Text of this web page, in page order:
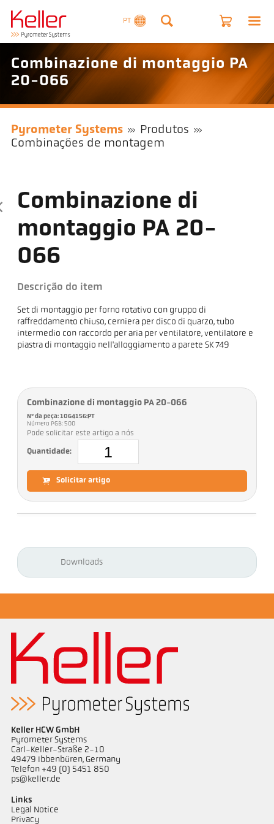
PT
Combinazione di montaggio PA
20-066
Pyrometer Systems
Produtos
Combinações de montagem
Combinazione di
montaggio PA 20-
066
Descrição do item
Set di montaggio per forno rotativo con gruppo di
raffreddamento chiuso, cerniera per disco di quarzo, tubo
intermedio con raccordo per aria per ventilatore, ventilatore e
piastra di montaggio nell'alloggiamento a parete SK 749
Combinazione di montaggio PA 20-066
Nº da peça: 1064156:PT
Número PGB: 500
Pode solicitar este artigo a nós
Quantidade:
Solicitar artigo
Downloads
Keller HCW GmbH
Pyrometer Systems
Carl-Keller-Straße 2-10
49479 Ibbenbüren, Germany
Telefon +49 (0) 5451 850
ps@keller.de
Links
Legal Notice
Privacy